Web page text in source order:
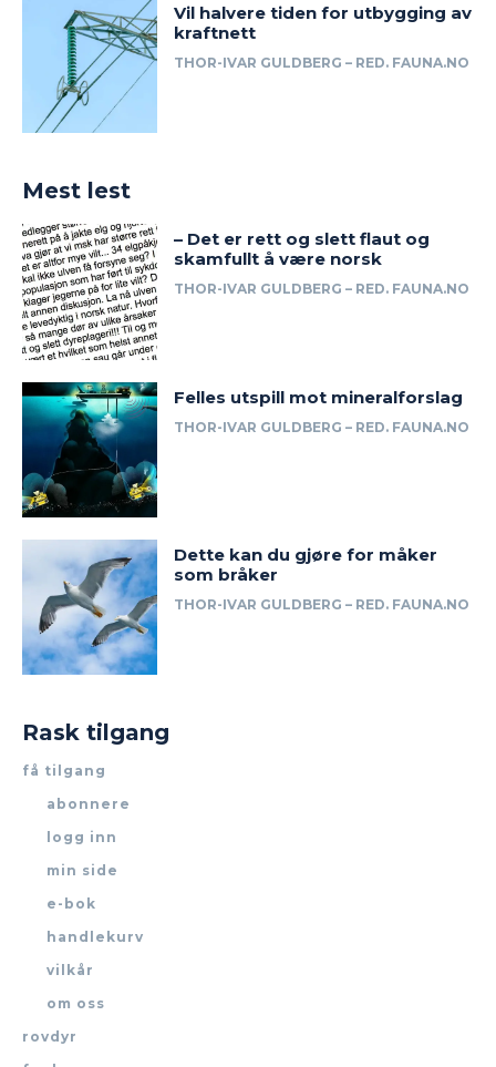
Vil halvere tiden for utbygging av
kraftnett
THOR-IVAR GULDBERG – RED. FAUNA.NO
Mest lest
– Det er rett og slett flaut og
skamfullt å være norsk
THOR-IVAR GULDBERG – RED. FAUNA.NO
Felles utspill mot mineralforslag
THOR-IVAR GULDBERG – RED. FAUNA.NO
Dette kan du gjøre for måker
som bråker
THOR-IVAR GULDBERG – RED. FAUNA.NO
Rask tilgang
få tilgang
abonnere
logg inn
min side
e-bok
handlekurv
vilkår
om oss
rovdyr